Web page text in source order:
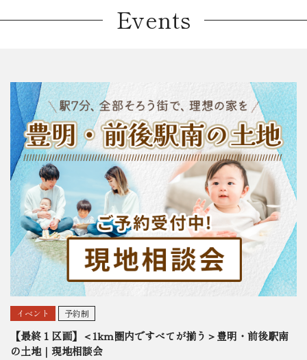
Events
イベント 予約制
【最終１区画】＜1km圏内ですべてが揃う＞豊明・前後駅南
の土地｜現地相談会